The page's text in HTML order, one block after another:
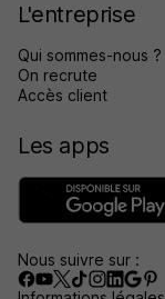
L'entreprise
Qui sommes-nous ?
On recrute
Accès client
Les apps
Nous suivre sur :